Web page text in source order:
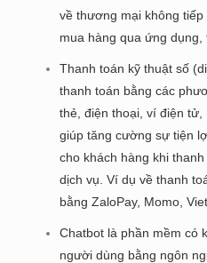
về thương mại không tiếp
mua hàng qua ứng dụng,
Thanh toán kỹ thuật số
thanh toán bằng các
thẻ, điện thoại, ví điện
giúp tăng cường sự tiện
cho khách hàng khi
dịch vụ. Ví dụ về thanh
bằng ZaloPay, Momo,
Chatbot là phần mềm có
người dùng bằng ngôn